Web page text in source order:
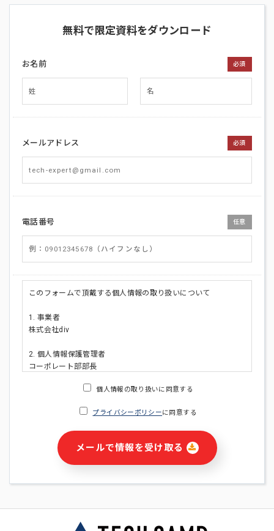
無料で限定資料をダウンロード
お名前 必須
メールアドレス 必須
電話番号 任意
このフォームで頂戴する個人情報の取り扱いについて
1. 事業者
株式会社div
2. 個人情報保護管理者
コーポレート部部長
・ご請求された資料の送付のため
・本サービス及び本サービスに関連する情報(当社及び第三者の
サービス又は商品等の広告配信・宣伝を含みますが、それらに
・個人(法人の場合は担当者)を識別できない形式に加工した統
個人情報の取り扱いに同意する
プライバシーポリシーに同意する
メールで情報を受け取る